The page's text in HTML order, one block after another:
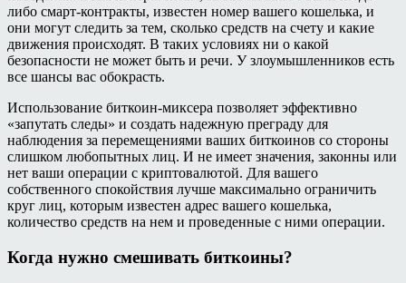
либо смарт-контракты, известен номер вашего кошелька, и
они могут следить за тем, сколько средств на счету и какие
движения происходят. В таких условиях ни о какой
безопасности не может быть и речи. У злоумышленников есть
все шансы вас обокрасть.
Использование биткоин-миксера позволяет эффективно
«запутать следы» и создать надежную преграду для
наблюдения за перемещениями ваших биткоинов со стороны
слишком любопытных лиц. И не имеет значения, законны или
нет ваши операции с криптовалютой. Для вашего
собственного спокойствия лучше максимально ограничить
круг лиц, которым известен адрес вашего кошелька,
количество средств на нем и проведенные с ними операции.
Когда нужно смешивать биткоины?